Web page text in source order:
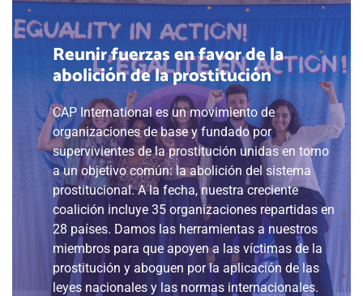
Reunir fuerzas en favor de la
abolición de la prostitución
CAP International es un movimiento de
organizaciones de base y fundado por
supervivientes de la prostitución unidas en torno
a un objetivo común: la abolición del sistema
prostitucional. A la fecha, nuestra creciente
coalición incluye 35 organizaciones repartidas en
28 países. Damos las herramientas a nuestros
miembros para que apoyen a las víctimas de la
prostitución y aboguen por la aplicación de las
leyes nacionales y las normas internacionales.